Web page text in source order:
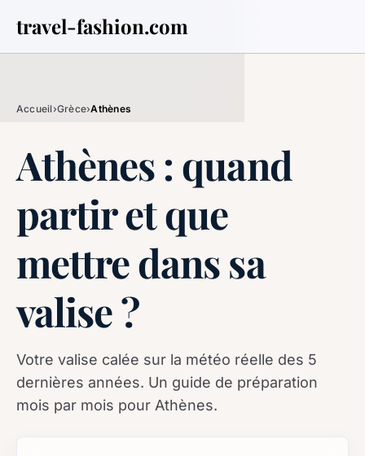
travel-fashion.com
Accueil›Grèce›Athènes
Athènes : quand
partir et que
mettre dans sa
valise ?
Votre valise calée sur la météo réelle des 5
dernières années. Un guide de préparation
mois par mois pour Athènes.